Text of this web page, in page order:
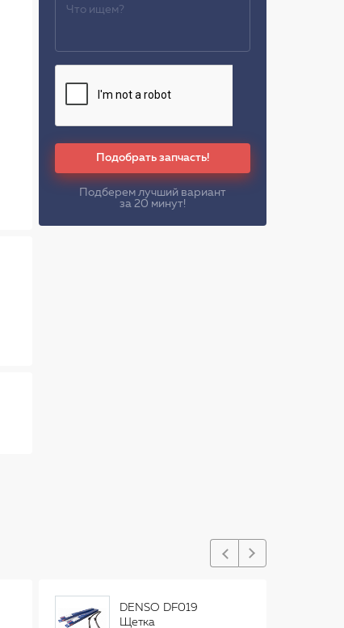
Подобрать запчасть!
Подберем лучший вариант
за 20 минут!
DENSO DF019
Щетка